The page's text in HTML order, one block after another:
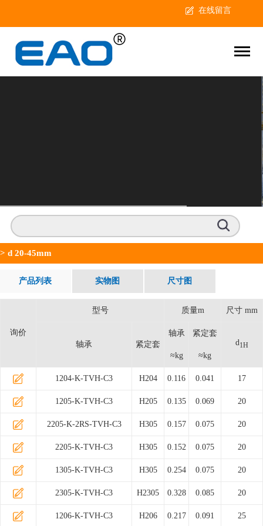
在线留言
> d 20-45mm
产品列表 实物图 尺寸图
询价
型号 质量m 尺寸 mm
轴承 紧定套
轴承
≈kg
紧定套
≈kg
d1H
1204-K-TVH-C3 H204 0.116 0.041 17
1205-K-TVH-C3 H205 0.135 0.069 20
2205-K-2RS-TVH-C3 H305 0.157 0.075 20
2205-K-TVH-C3 H305 0.152 0.075 20
1305-K-TVH-C3 H305 0.254 0.075 20
2305-K-TVH-C3 H2305 0.328 0.085 20
1206-K-TVH-C3 H206 0.217 0.091 25